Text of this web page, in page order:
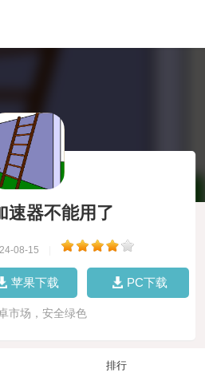
速器不能用了
08-15
苹果下载 PC下载
市场，安全绿色
排行